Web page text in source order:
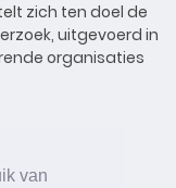
van
zich ten doel de
uitgevoerd in
organisaties